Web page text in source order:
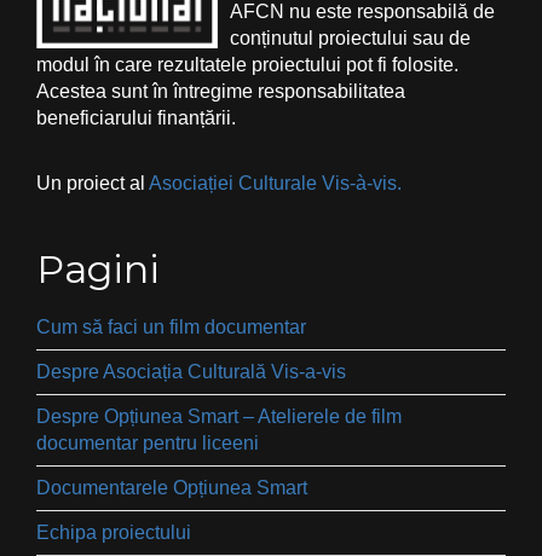
AFCN nu este responsabilă de
conținutul proiectului sau de
modul în care rezultatele proiectului pot fi folosite.
Acestea sunt în întregime responsabilitatea
beneficiarului finanțării.
Un proiect al Asociației Culturale Vis-à-vis.
Pagini
Cum să faci un film documentar
Despre Asociația Culturală Vis-a-vis
Despre Opțiunea Smart – Atelierele de film
documentar pentru liceeni
Documentarele Opțiunea Smart
Echipa proiectului